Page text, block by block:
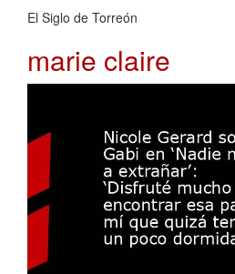
El Siglo de Torreón
marie claire